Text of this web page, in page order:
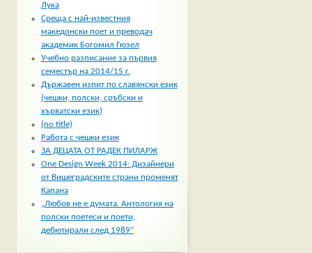
Лука
Среща с най-известния
македонски поет и преводач
академик Богомил Гюзел
Учебно разписание за първия
семестър на 2014/15 г.
Държавен изпит по славянски език
(чешки, полски, сръбски и
хърватски език)
(no title)
Работа с чешки език
ЗА ДЕЦАТА ОТ РАДЕК ПИЛАРЖ
One Design Week 2014: Дизайнери
от Вишеградските страни променят
Капана
„Любов не е думата. Антология на
полски поетеси и поети,
дебютирали след 1989“